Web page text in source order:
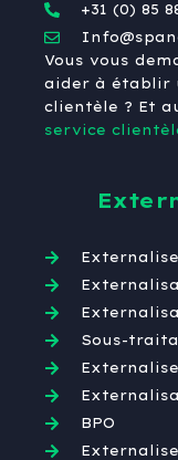
+31 (0) 85
Vous vous
aider à établir
clientèle ? Et
service
Sous-
BPO